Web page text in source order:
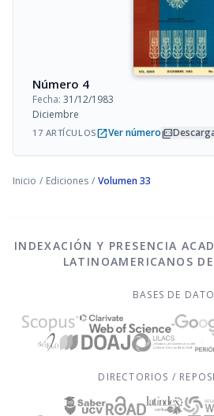
Número 4
Fecha: 31/12/1983
Diciembre
17 ARTÍCULOSopen_in_newVer númeropicture_as_pdf
Inicio / Ediciones / Volumen 33
INDEXACIÓN Y PRESENCIA
LATINOAMERICANOS
BASES DE
DIRECTORIOS /